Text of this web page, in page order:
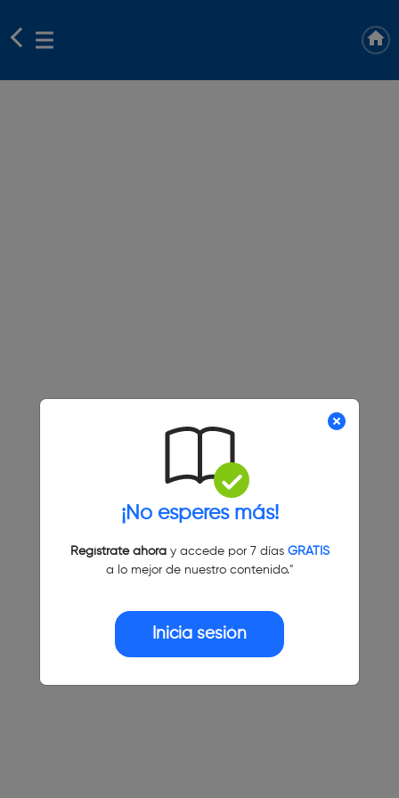
¡No esperes más!
Regístrate ahoray accede por 7 días GRATIS
a lo mejor de nuestro contenido."
Inicia sesión